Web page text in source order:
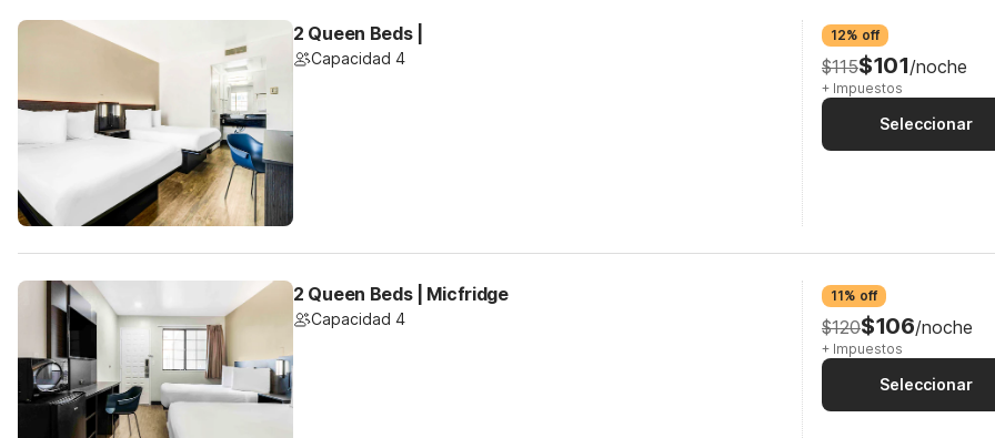
2 Queen Beds |
Capacidad 4
12% off
$115$101/noche
+ Impuestos
Seleccionar
2 Queen Beds | Micfridge
Capacidad 4
11% off
$120$106/noche
+ Impuestos
Seleccionar